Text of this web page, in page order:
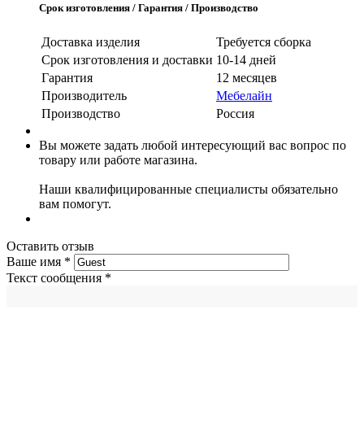
Срок изготовления / Гарантия / Производство
Доставка изделия
Требуется сборка
Срок изготовления и доставки 10-14 дней
Гарантия
12 месяцев
Производитель
Мебелайн
Производство
Россия
Вы можете задать любой интересующий вас вопрос по
товару или работе магазина.
Наши квалифицированные специалисты обязательно
вам помогут.
Оставить отзыв
Ваше имя *
Текст сообщения *